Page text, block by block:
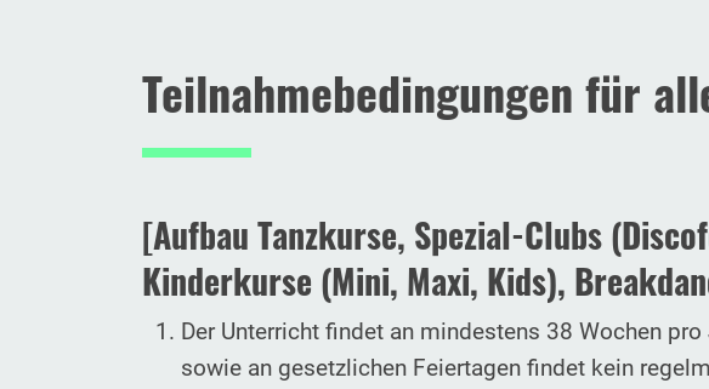
Teilnahmebedingungen für
[Aufbau Tanzkurse, Spezial-Clubs
Kinderkurse (Mini, Maxi, Kids),
Der Unterricht findet an mindestens 38 Wochen
sowie an gesetzlichen Feiertagen findet kein